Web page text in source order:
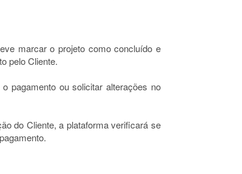
marcar o projeto como concluído e
pelo Cliente.
pagamento ou solicitar alterações no
do Cliente, a plataforma verificará se